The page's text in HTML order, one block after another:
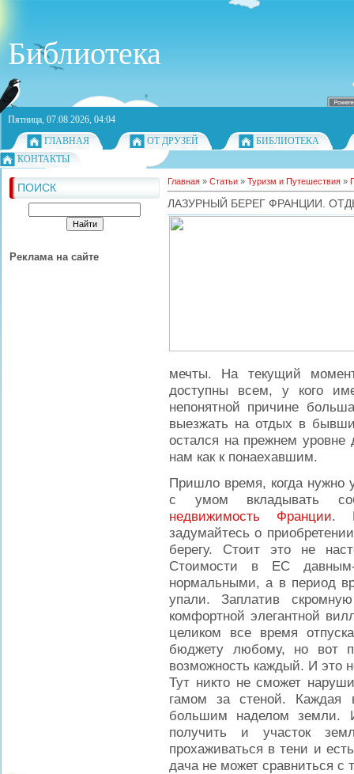
Библиотека
Пятница, 07.08.2026, 04:04
ГЛАВНАЯ
ОТ ДРУЗЕЙ
БИБЛИОТЕКА
КОНТАКТЫ
ПОИСК
Реклама на сайте
Главная » Статьи » Туризм и Путешествия »
ЛАЗУРНЫЙ БЕРЕГ ФРАНЦИИ.
мечты. На текущий
доступны всем, у кого
непонятной причине
выезжать на отдых в
остался на прежнем уровне
нам как к понаехавшим.
Пришло время, когда нужно
с умом вкладывать
недвижимость Франции.
задумайтесь о
берегу. Стоит это не
Стоимости в ЕС
нормальными, а в период
упали. Заплатив
комфортной элегантной
целиком все время
бюджету любому, но вот
возможность каждый. И это
Тут никто не сможет
гамом за стеной. Каждая
большим наделом земли.
получить и участок
прохаживаться в тени и
дача не может сравниться с